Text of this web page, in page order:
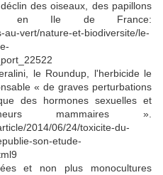
des oiseaux, des papillons
en Ile de France:
au-vert/nature-et-biodiversite/le-
le Roundup, l'herbicide le
« de graves perturbations
des hormones sexuelles et
mammaires ».
2014/06/24/toxicite-du-
son-etude-
et non plus monocultures